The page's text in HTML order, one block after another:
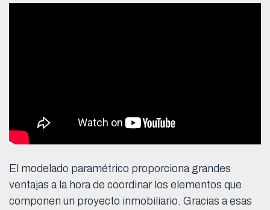
El modelado paramétrico proporciona grandes
ventajas a la hora de coordinar los elementos que
componen un proyecto inmobiliario. Gracias a esas